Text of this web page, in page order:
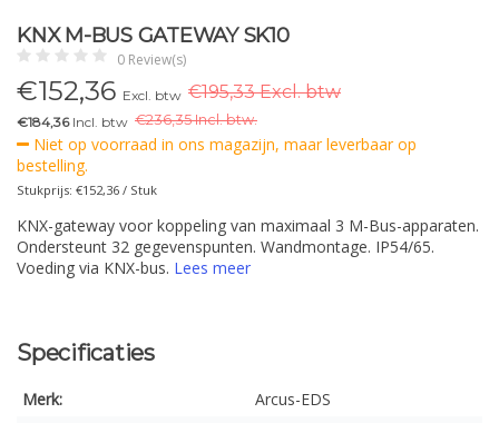
KNX M-BUS GATEWAY SK10
0 Review(s)
€152,36 Excl. btw €195,33 Excl. btw
€184,36Incl. btw €236,35 Incl. btw.
Niet op voorraad in ons magazijn, maar leverbaar op
bestelling.
Stukprijs: €152,36 / Stuk
KNX-gateway voor koppeling van maximaal 3 M-Bus-apparaten.
Ondersteunt 32 gegevenspunten. Wandmontage. IP54/65.
Voeding via KNX-bus. Lees meer
Specificaties
Merk:
Arcus-EDS